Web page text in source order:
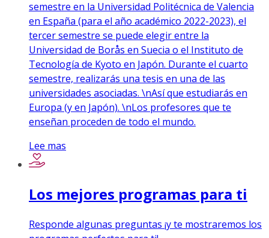
semestre en la Universidad Politécnica de Valencia
en España (para el año académico 2022-2023), el
tercer semestre se puede elegir entre la
Universidad de Borås en Suecia o el Instituto de
Tecnología de Kyoto en Japón. Durante el cuarto
semestre, realizarás una tesis en una de las
universidades asociadas. \nAsí que estudiarás en
Europa (y en Japón). \nLos profesores que te
enseñan proceden de todo el mundo.
Lee mas
Los mejores programas para ti
Responde algunas preguntas ¡y te mostraremos los